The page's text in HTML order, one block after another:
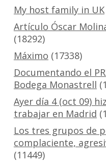
My host family in UK
Artículo Óscar
(18292)
Máximo (17338)
Documentando el
Bodega Monastrell
Ayer día 4 (oct 09)
trabajar en Madrid
Los tres grupos de
complaciente,
(11449)